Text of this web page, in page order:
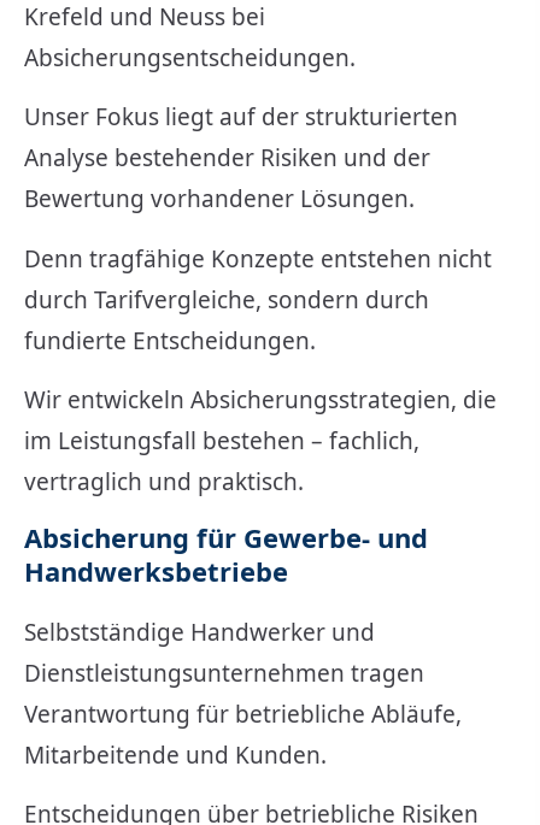
Krefeld und Neuss bei
Absicherungsentscheidungen.
Unser Fokus liegt auf der strukturierten
Analyse bestehender Risiken und der
Bewertung vorhandener Lösungen.
Denn tragfähige Konzepte entstehen nicht
durch Tarifvergleiche, sondern durch
fundierte Entscheidungen.
Wir entwickeln Absicherungsstrategien, die
im Leistungsfall bestehen – fachlich,
vertraglich und praktisch.
Absicherung für Gewerbe- und
Handwerksbetriebe
Selbstständige Handwerker und
Dienstleistungsunternehmen tragen
Verantwortung für betriebliche Abläufe,
Mitarbeitende und Kunden.
Entscheidungen über betriebliche Risiken